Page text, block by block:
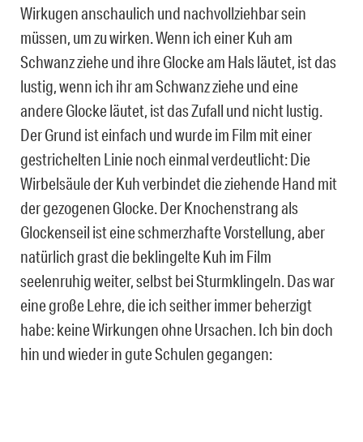
Wirkugen anschaulich und nachvollziehbar sein
müssen, um zu wirken. Wenn ich einer Kuh am
Schwanz ziehe und ihre Glocke am Hals läutet, ist das
lustig, wenn ich ihr am Schwanz ziehe und eine
andere Glocke läutet, ist das Zufall und nicht lustig.
Der Grund ist einfach und wurde im Film mit einer
gestrichelten Linie noch einmal verdeutlicht: Die
Wirbelsäule der Kuh verbindet die ziehende Hand mit
der gezogenen Glocke. Der Knochenstrang als
Glockenseil ist eine schmerzhafte Vorstellung, aber
natürlich grast die beklingelte Kuh im Film
seelenruhig weiter, selbst bei Sturmklingeln. Das war
eine große Lehre, die ich seither immer beherzigt
habe: keine Wirkungen ohne Ursachen. Ich bin doch
hin und wieder in gute Schulen gegangen: